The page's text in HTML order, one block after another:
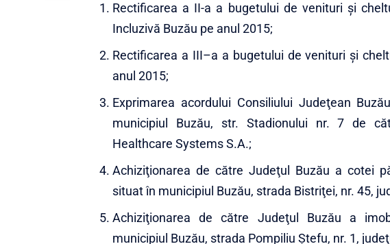
Rectificarea a II-a a bugetului de venituri și
Incluzivă Buzău pe anul 2015;
Rectificarea a III–a a bugetului de venituri şi
anul 2015;
Exprimarea acordului Consiliului Judeţean
municipiul Buzău, str. Stadionului nr. 7 de
Healthcare Systems S.A.;
Achiziţionarea de către Judeţul Buzău a cotei
situat în municipiul Buzău, strada Bistriţei, nr. 45,
Achiziţionarea de către Judeţul Buzău a
municipiul Buzău, strada Pompiliu Ştefu, nr. 1,